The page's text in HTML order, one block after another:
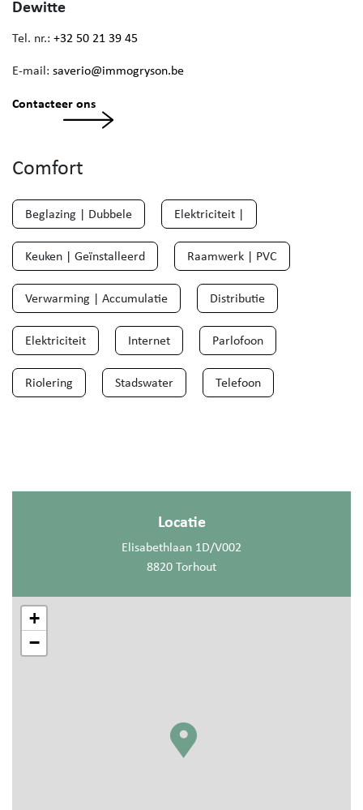
Dewitte
Tel. nr.: +32 50 21 39 45
E-mail: saverio@immogryson.be
Contacteer ons
Comfort
Beglazing | Dubbele Elektriciteit |
Keuken | Geïnstalleerd Raamwerk | PVC
Verwarming | Accumulatie Distributie
Elektriciteit Internet Parlofoon
Riolering Stadswater Telefoon
Locatie
Elisabethlaan 1D/V002
8820 Torhout
+
−